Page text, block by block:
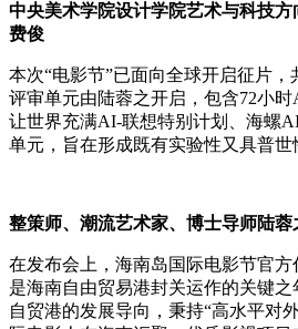
中央美术学院设计学院艺术与科技
费俊
本次“电影节”已面向全球开启征片，
评审单元由陆蓉之开启，包含72小时
让世界充满AI-联想特别计划、海螺
单元，旨在形成既有实验性又具普世
整策师、潮流艺术家、博士导师陆蓉
在发布会上，海南岛国际电影节官方
是海南自由贸易港封关运作的关键
自贸港的发展导向，秉持“高水平对